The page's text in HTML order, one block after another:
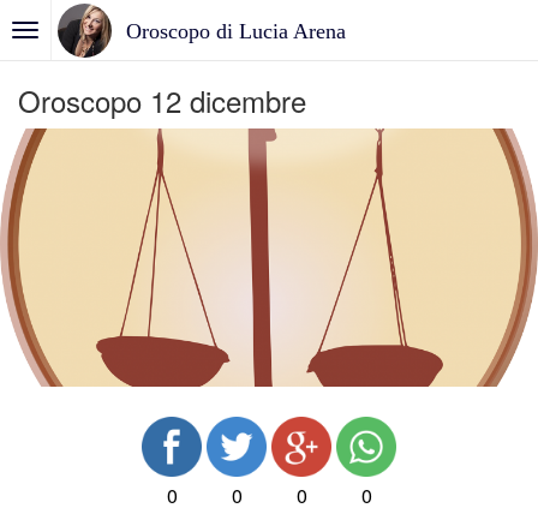
Oroscopo di Lucia Arena
Oroscopo 12 dicembre
0 0 0 0